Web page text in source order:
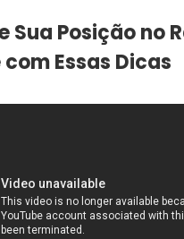
Sua Posição no
Essas Dicas